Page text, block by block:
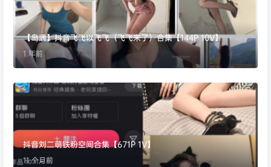
【岛遇】抖音飞飞以飞飞（飞飞来了）合集【144P 10V】
1 年前
抖音刘二萌铁粉空间合集【671P 1V】
11 个月前